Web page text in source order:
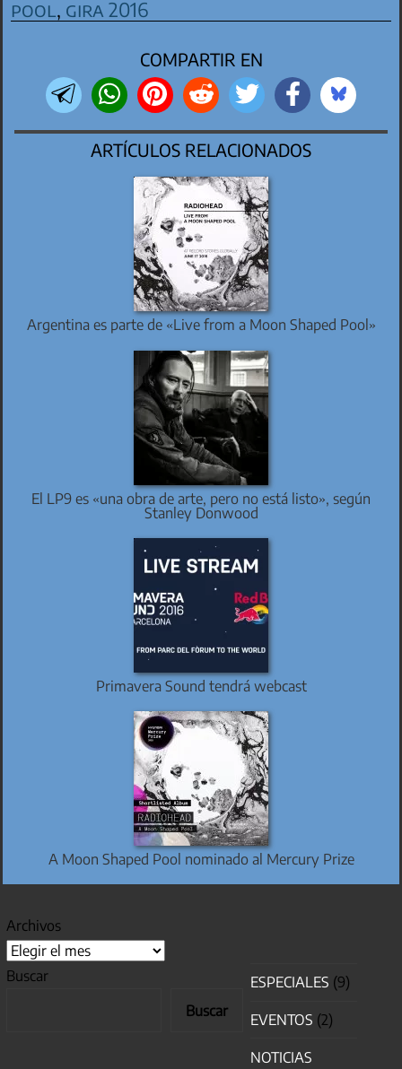
pool, gira 2016
COMPARTIR EN
ARTÍCULOS RELACIONADOS
Argentina es parte de «Live from a Moon Shaped Pool»
El LP9 es «una obra de arte, pero no está listo», según
Stanley Donwood
Primavera Sound tendrá webcast
A Moon Shaped Pool nominado al Mercury Prize
Archivos
Buscar
Buscar
ESPECIALES (9)
EVENTOS (2)
NOTICIAS